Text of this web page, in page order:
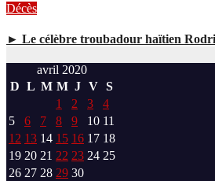
Décès
► Le célèbre troubadour haïtien
avril 2020
D L M M J V S
1
2 3
4
5
6 7 8 9 10 11
12 13 14 15 16 17 18
19 20 21 22 23 24 25
26 27 28 29 30